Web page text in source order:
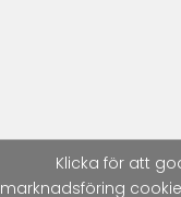
Klicka för att
marknadsföring